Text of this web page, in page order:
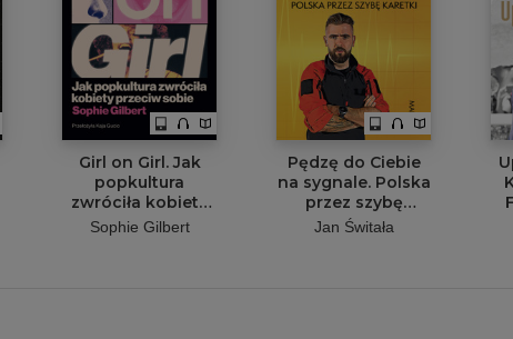
Girl on Girl. Jak
popkultura
zwróciła kobiety
przeciw sobie
Sophie Gilbert
Pędzę do Ciebie
na sygnale. Polska
przez szybę
karetki
Jan Świtała